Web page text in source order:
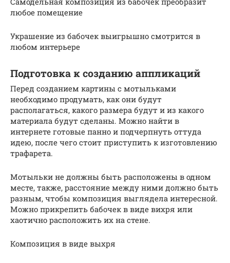
любое помещение
Украшение из бабочек выигрышно смотрится в
любом интерьере
Подготовка к созданию аппликаций
Перед созданием картины с мотыльками
необходимо продумать, как они будут
располагаться, какого размера будут и из какого
материала будут сделаны. Можно найти в
интернете готовые панно и подчерпнуть оттуда
идею, после чего стоит приступить к изготовлению
трафарета.
Мотыльки не должны быть расположены в одном
месте, также, расстояние между ними должно быть
разным, чтобы композиция выглядела интересной.
Можно прикрепить бабочек в виде вихря или
хаотично расположить их на стене.
Композиция в виде выхря